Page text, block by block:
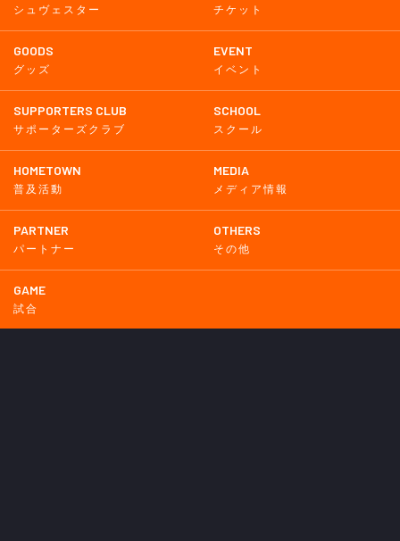
シュヴェスター チケット
GOODS
グッズ
EVENT
イベント
SUPPORTERS CLUB
サポーターズクラブ
SCHOOL
スクール
HOMETOWN
普及活動
MEDIA
メディア情報
PARTNER
パートナー
OTHERS
その他
GAME
試合